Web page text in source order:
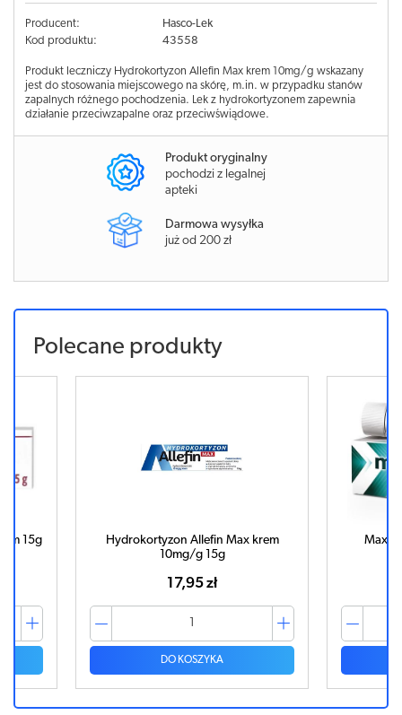
Producent:
Hasco-Lek
Kod produktu:
43558
Produkt leczniczy Hydrokortyzon Allefin Max krem 10mg/g wskazany
jest do stosowania miejscowego na skórę, m.in. w przypadku stanów
zapalnych różnego pochodzenia. Lek z hydrokortyzonem zapewnia
działanie przeciwzapalne oraz przeciwświądowe.
Produkt oryginalny
pochodzi z legalnej
apteki
Darmowa wysyłka
już od 200 zł
Polecane produkty
15g
Hydrokortyzon Allefin Max krem
10mg/g 15g
17,95 zł
DO KOSZYKA